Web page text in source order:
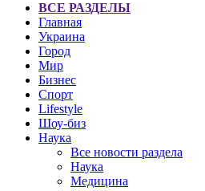
ВСЕ РАЗДЕЛЫ
Главная
Украина
Город
Мир
Бизнес
Спорт
Lifestyle
Шоу-биз
Наука
Все новости раздела
Наука
Медицина